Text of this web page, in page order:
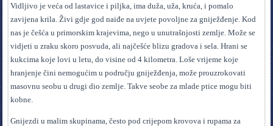
Vidljivo je veća od lastavice i piljka, ima duža, uža, kruća, i pomalo
zavijena krila. Živi gdje god naiđe na uvjete povoljne za gniježđenje. Kod
nas je češća u primorskim krajevima, nego u unutrašnjosti zemlje. Može se
vidjeti u zraku skoro posvuda, ali najčešće blizu gradova i sela. Hrani se
kukcima koje lovi u letu, do visine od 4 kilometra. Loše vrijeme koje
hranjenje čini nemogućim u području gniježđenja, može prouzrokovati
masovnu seobu u drugi dio zemlje. Takve seobe za mlade ptice mogu biti
kobne.
Gnijezdi u malim skupinama, često pod crijepom krovova i rupama za